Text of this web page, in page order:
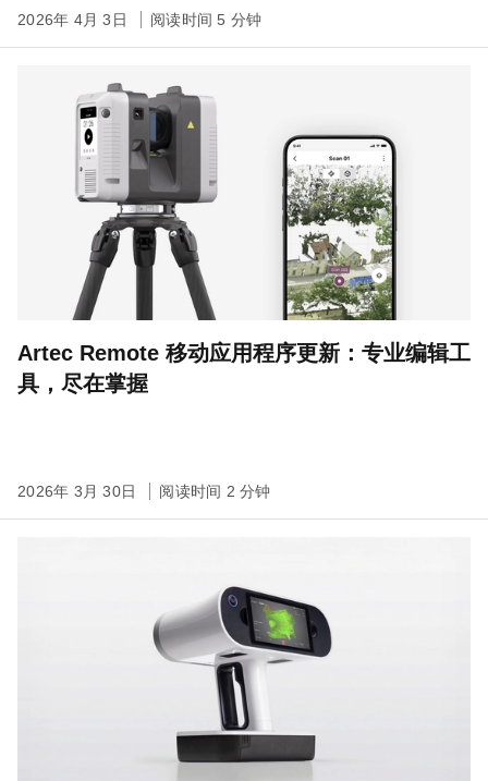
2026年 4月 3日 阅读时间 5 分钟
Artec Remote 移动应用程序更新：专业编辑工
具，尽在掌握
2026年 3月 30日 阅读时间 2 分钟